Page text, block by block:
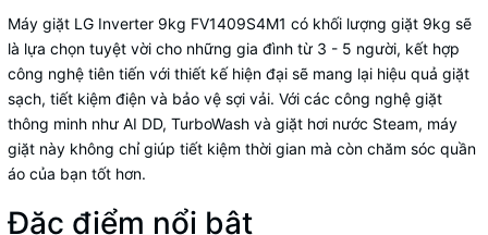
Máy giặt LG Inverter 9kg FV1409S4M1 có khối lượng giặt 9kg sẽ
là lựa chọn tuyệt vời cho những gia đình từ 3 - 5 người, kết hợp
công nghệ tiên tiến với thiết kế hiện đại sẽ mang lại hiệu quả giặt
sạch, tiết kiệm điện và bảo vệ sợi vải. Với các công nghệ giặt
thông minh như AI DD, TurboWash và giặt hơi nước Steam, máy
giặt này không chỉ giúp tiết kiệm thời gian mà còn chăm sóc quần
áo của bạn tốt hơn.
Đặc điểm nổi bật